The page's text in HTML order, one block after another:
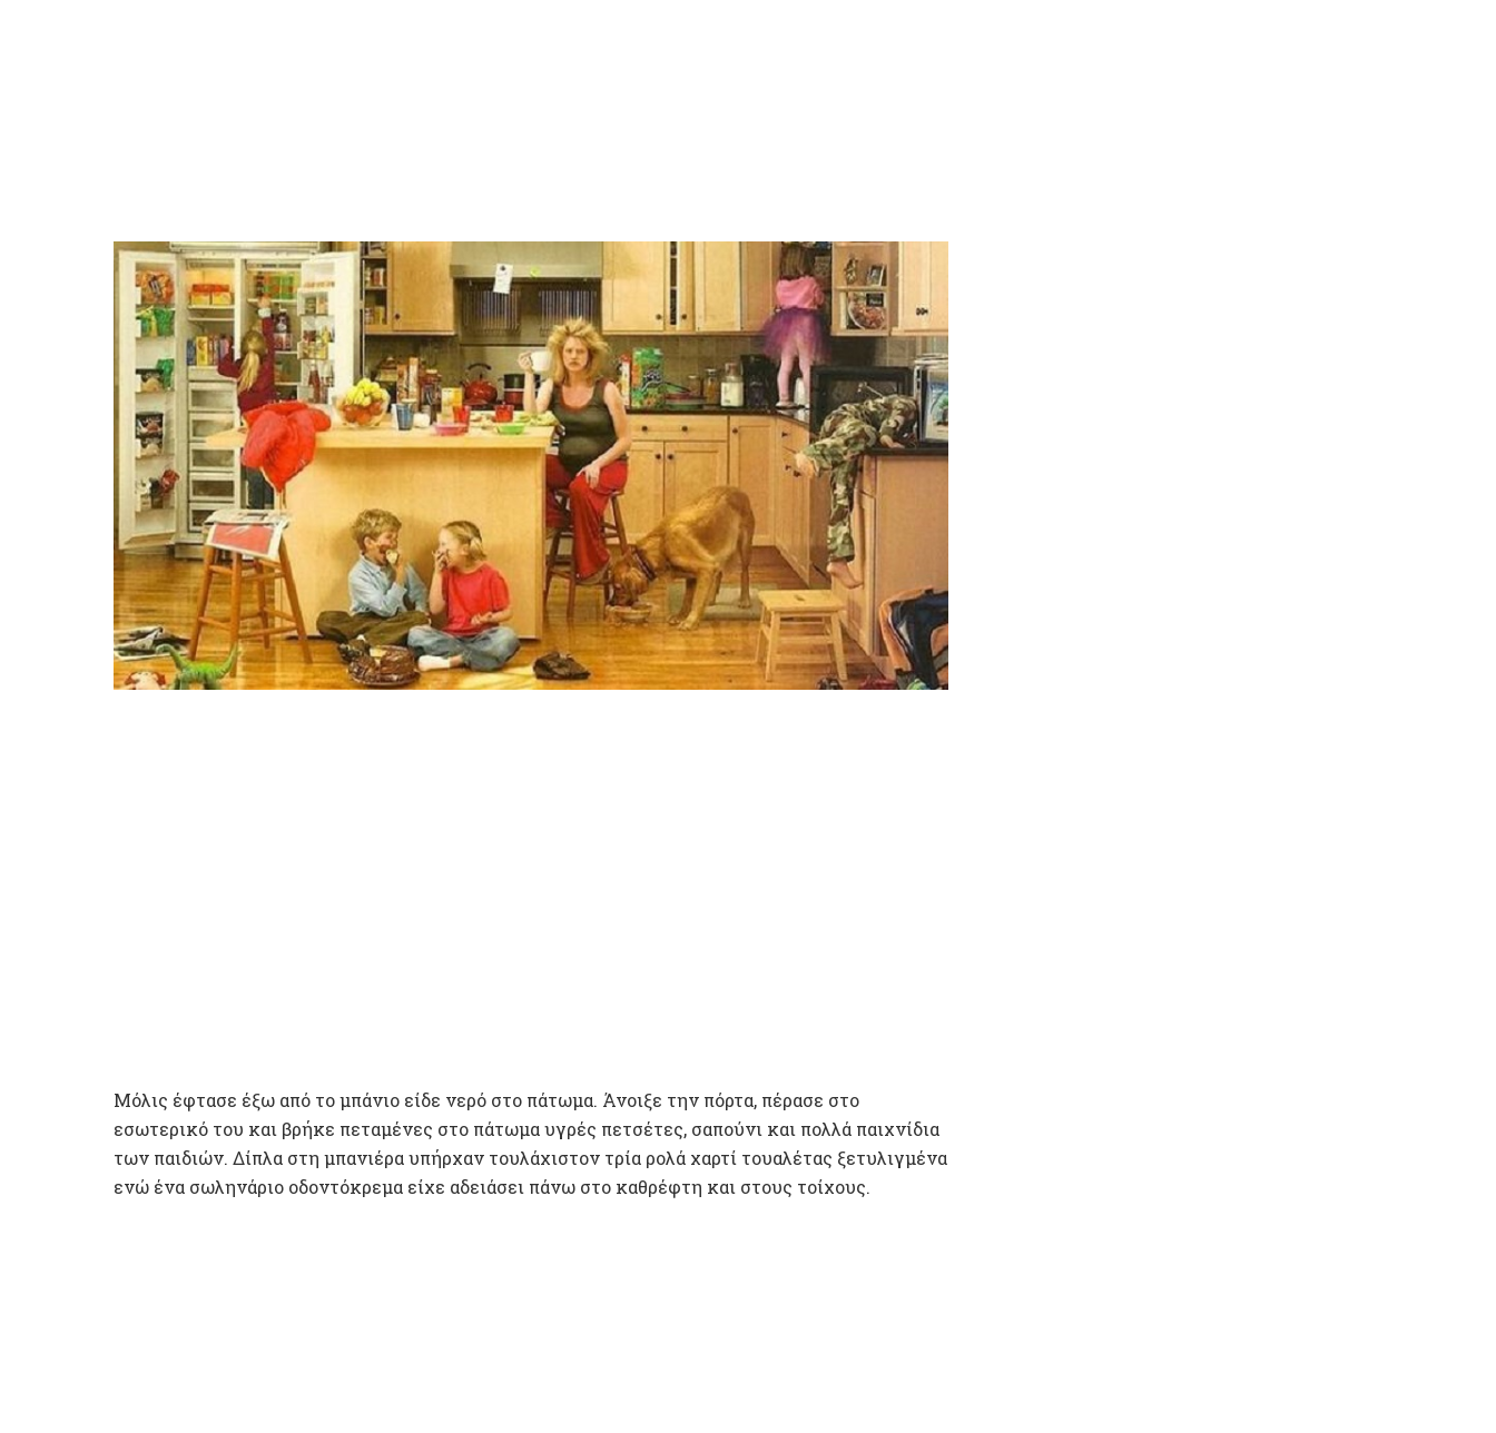
Μόλις έφτασε έξω από το μπάνιο είδε νερό στο πάτωμα. Άνοιξε την πόρτα, πέρασε στο
εσωτερικό του και βρήκε πεταμένες στο πάτωμα υγρές πετσέτες, σαπούνι και πολλά παιχνίδια
των παιδιών. Δίπλα στη μπανιέρα υπήρχαν τουλάχιστον τρία ρολά χαρτί τουαλέτας ξετυλιγμένα
ενώ ένα σωληνάριο οδοντόκρεμα είχε αδειάσει πάνω στο καθρέφτη και στους τοίχους.